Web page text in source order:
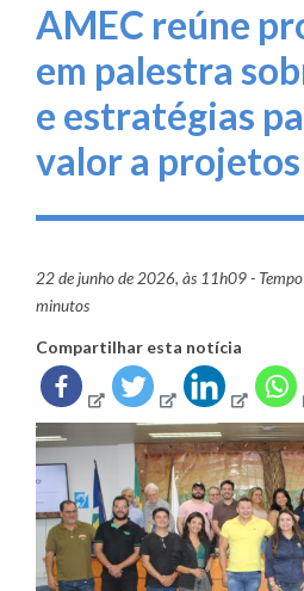
AMEC reúne
em palestra
e estratégias
valor a projetos
22 de junho de 2026, às 11h09 -
minutos
Compartilhar esta notícia